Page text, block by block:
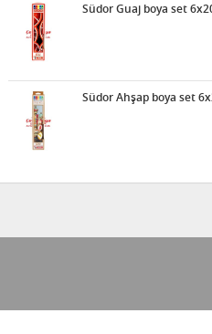
Südor Guaj boya set
Südor Ahşap boya set